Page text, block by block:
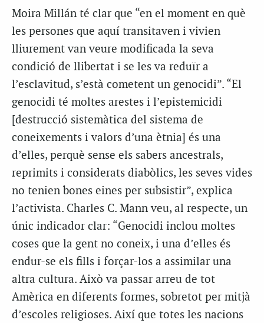
Moira Millán té clar que “en el moment en què
les persones que aquí transitaven i vivien
lliurement van veure modificada la seva
condició de llibertat i se les va reduïr a
l’esclavitud, s’està cometent un genocidi”. “El
genocidi té moltes arestes i l’epistemicidi
[destrucció sistemàtica del sistema de
coneixements i valors d’una ètnia] és una
d’elles, perquè sense els sabers ancestrals,
reprimits i considerats diabòlics, les seves vides
no tenien bones eines per subsistir”, explica
l’activista. Charles C. Mann veu, al respecte, un
únic indicador clar: “Genocidi inclou moltes
coses que la gent no coneix, i una d’elles és
endur-se els fills i forçar-los a assimilar una
altra cultura. Això va passar arreu de tot
Amèrica en diferents formes, sobretot per mitjà
d’escoles religioses. Així que totes les nacions